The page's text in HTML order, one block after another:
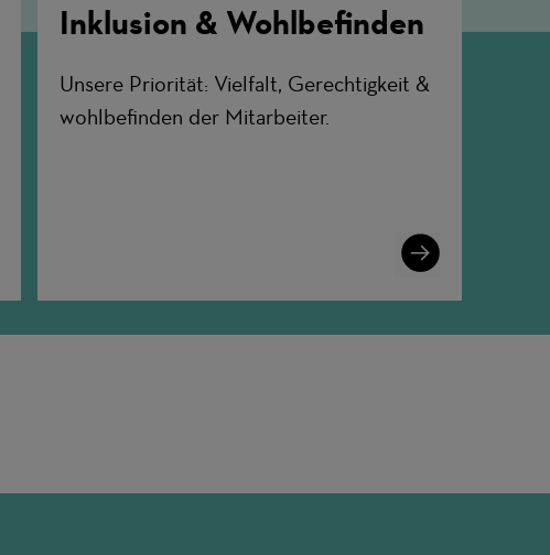
Inklusion & Wohlbefinden
Unsere Priorität: Vielfalt, Gerechtigkeit &
wohlbefinden der Mitarbeiter.
Learn
More